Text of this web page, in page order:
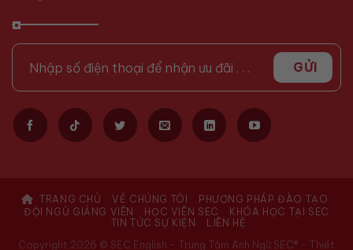
TRANG CHỦ VỀ CHÚNG TÔI
PHƯƠNG PHÁP ĐÀO TẠO
ĐỘI NGŨ GIẢNG VIÊN
HỌC VIÊN SEC
KHÓA HỌC TẠI SEC
TIN TỨC SỰ KIỆN
LIÊN HỆ
Copyright 2026 © SEC English - Trung Tâm Anh Ngữ SEC® - Thiết